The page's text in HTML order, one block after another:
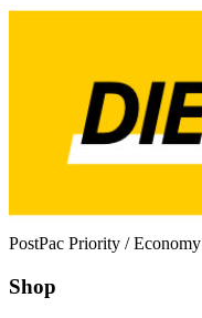
PostPac Priority / Economy
Shop